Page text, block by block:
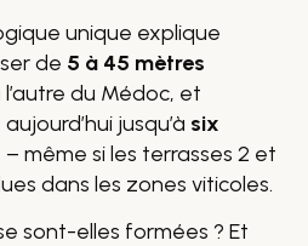
unique explique
de 5 à 45 mètres
l’autre du Médoc, et
jusqu’à six
– même si les terrasses 2 et
dans les zones viticoles.
sont-elles formées ? Et